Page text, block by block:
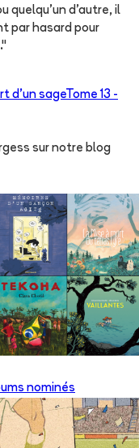
quelqu'un d'autre, il
par hasard pour
d'un sageTome 13 -
sur notre blog
nominés